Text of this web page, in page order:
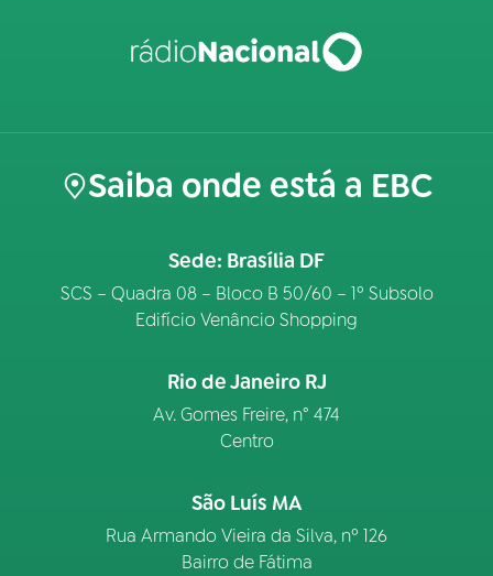
Saiba onde está a EBC
Sede: Brasília DF
SCS – Quadra 08 – Bloco B 50/60 – 1º Subsolo
Edifício Venâncio Shopping
Rio de Janeiro RJ
Av. Gomes Freire, n° 474
Centro
São Luís MA
Rua Armando Vieira da Silva, nº 126
Bairro de Fátima